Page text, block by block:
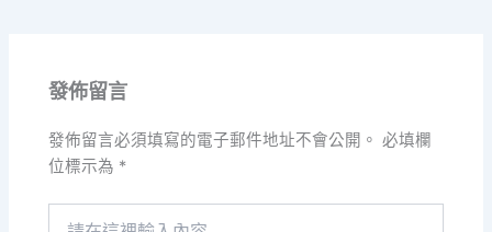
發佈留言
發佈留言必須填寫的電子郵件地址不會公開。 必填欄
位標示為 *